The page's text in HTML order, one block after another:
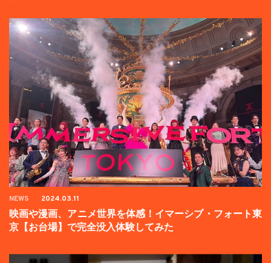
NEWS 2024.03.11
映画や漫画、アニメ世界を体感！イマーシブ・フォート東
京【お台場】で完全没入体験してみた